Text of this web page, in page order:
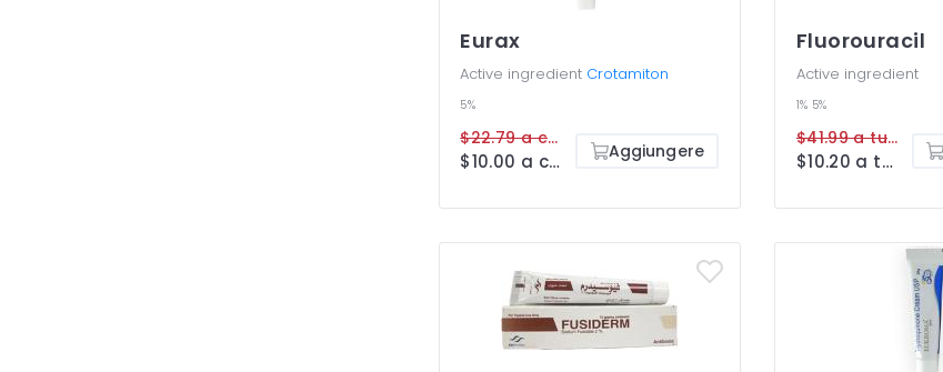
Eurax
Active ingredient Crotamiton
5%
$22.79 a cream
$10.00 a cream Aggiungere
Fluorouracil
Active ingredient
1% 5%
$41.99 a tube
$10.20 a tube